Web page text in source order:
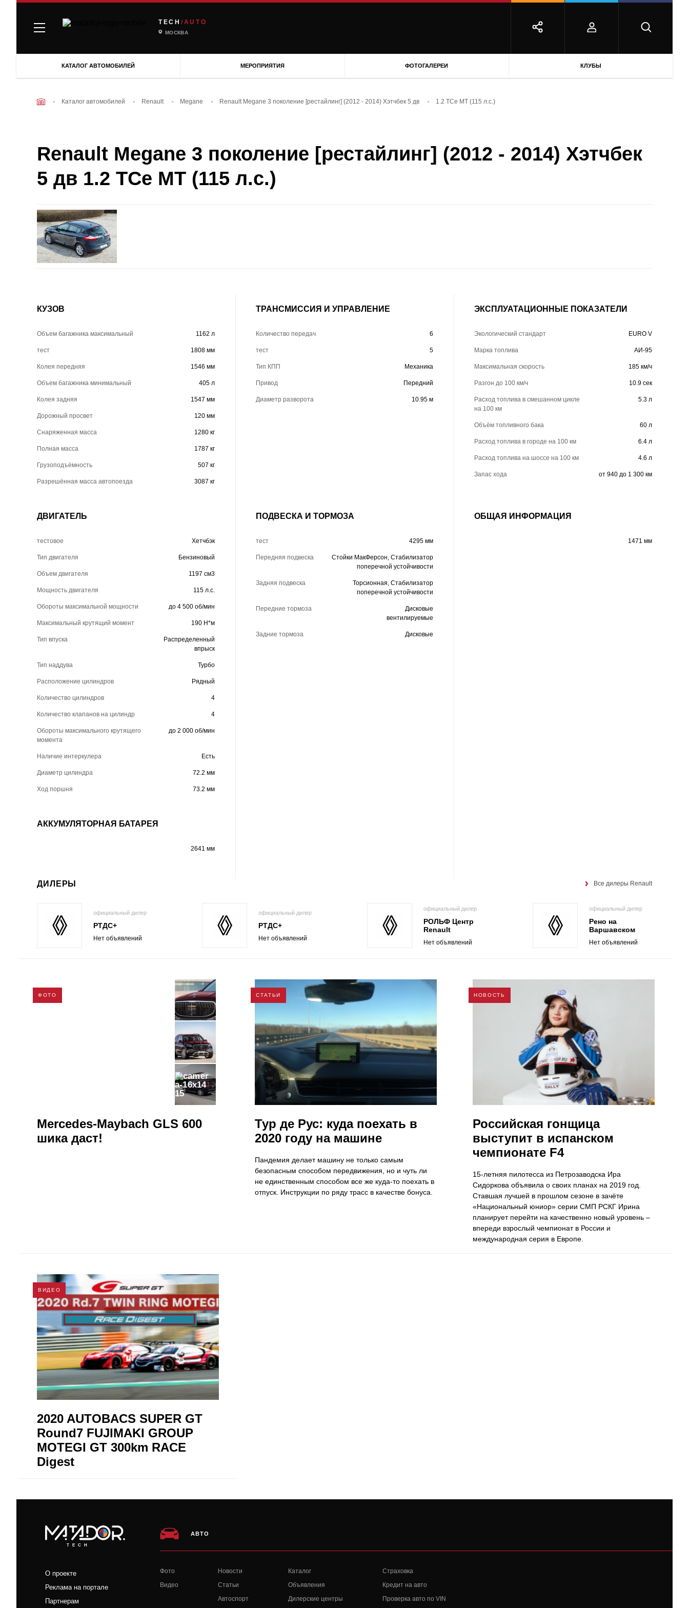
TECH /AUTO
МОСКВА
КАТАЛОГ АВТОМОБИЛЕЙ МЕРОПРИЯТИЯ ФОТОГАЛЕРЕИ КЛУБЫ
Каталог автомобилей Renault Megane Renault Megane 3 поколение [рестайлинг] (2012 - 2014) Хэтчбек 5 дв 1.2 TCe MT (115 л.с.)
Renault Megane 3 поколение [рестайлинг] (2012 - 2014) Хэтчбек
5 дв 1.2 TCe MT (115 л.с.)
КУЗОВ
Объем багажника максимальный 1162 л
тест 1808 мм
Колея передняя 1546 мм
Объем багажника минимальный 405 л
Колея задняя 1547 мм
Дорожный просвет 120 мм
Снаряженная масса 1280 кг
Полная масса 1787 кг
Грузоподъёмность 507 кг
Разрешённая масса автопоезда 3087 кг
ТРАНСМИССИЯ И УПРАВЛЕНИЕ
Количество передач 6
тест 5
Тип КПП Механика
Привод Передний
Диаметр разворота 10.95 м
ЭКСПЛУАТАЦИОННЫЕ ПОКАЗАТЕЛИ
Экологический стандарт EURO V
Марка топлива АИ-95
Максимальная скорость 185 км/ч
Разгон до 100 км/ч 10.9 сек
Расход топлива в смешанном цикле
на 100 км
5.3 л
Объём топливного бака 60 л
Расход топлива в городе на 100 км 6.4 л
Расход топлива на шоссе на 100 км 4.6 л
Запас хода от 940 до 1 300 км
ДВИГАТЕЛЬ
тестовое Хетчбэк
Тип двигателя Бензиновый
Объем двигателя 1197 см3
Мощность двигателя 115 л.с.
Обороты максимальной мощности до 4 500 об/мин
Максимальный крутящий момент 190 Н*м
Тип впуска
Распределенный
впрыск
Тип наддува Турбо
Расположение цилиндров Рядный
Количество цилиндров 4
Количество клапанов на цилиндр 4
Обороты максимального крутящего
момента
до 2 000 об/мин
Наличие интеркулера Есть
Диаметр цилиндра 72.2 мм
Ход поршня 73.2 мм
ПОДВЕСКА И ТОРМОЗА
тест 4295 мм
Передняя подвеска
Стойки МакФерсон, Стабилизатор
поперечной устойчивости
Задняя подвеска
Торсионная, Стабилизатор
поперечной устойчивости
Передние тормоза
Дисковые
вентилируемые
Задние тормоза Дисковые
ОБЩАЯ ИНФОРМАЦИЯ
1471 мм
АККУМУЛЯТОРНАЯ БАТАРЕЯ
2641 мм
ДИЛЕРЫ Все дилеры Renault
официальный дилер
РТДС+
Нет объявлений
официальный дилер
РТДС+
Нет объявлений
официальный дилер
РОЛЬФ Центр
Renault
Нет объявлений
официальный дилер
Рено на
Варшавском
Нет объявлений
ФОТО
15
Mercedes-Maybach GLS 600
шика даст!
СТАТЬИ
Тур де Рус: куда поехать в
2020 году на машине
Пандемия делает машину не только самым
безопасным способом передвижения, но и чуть ли
не единственным способом все же куда-то поехать в
отпуск. Инструкции по ряду трасс в качестве бонуса.
НОВОСТЬ
Российская гонщица
выступит в испанском
чемпионате F4
15-летняя пилотесса из Петрозаводска Ира
Сидоркова объявила о своих планах на 2019 год.
Ставшая лучшей в прошлом сезоне в зачёте
«Национальный юниор» серии СМП РСКГ Ирина
планирует перейти на качественно новый уровень –
впереди взрослый чемпионат в России и
международная серия в Европе.
ВИДЕО
2020 AUTOBACS SUPER GT
Round7 FUJIMAKI GROUP
MOTEGI GT 300km RACE
Digest
TECH
О проекте
Реклама на портале
Партнерам
АВТО
Фото
Видео
Новости
Статьи
Автоспорт
Каталог
Объявления
Дилерские центры
Страховка
Кредит на авто
Проверка авто по VIN